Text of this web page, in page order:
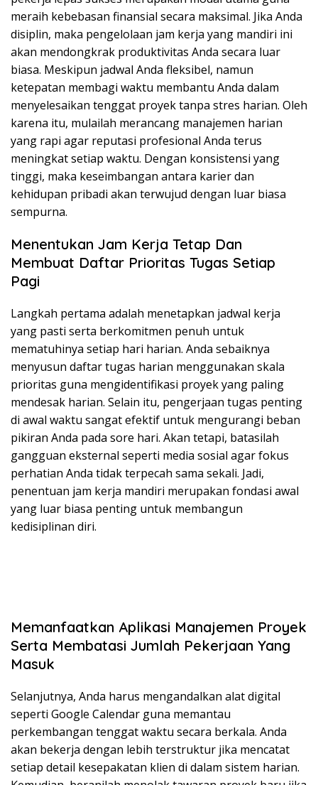
meraih kebebasan finansial secara maksimal. Jika Anda
disiplin, maka pengelolaan jam kerja yang mandiri ini
akan mendongkrak produktivitas Anda secara luar
biasa. Meskipun jadwal Anda fleksibel, namun
ketepatan membagi waktu membantu Anda dalam
menyelesaikan tenggat proyek tanpa stres harian. Oleh
karena itu, mulailah merancang manajemen harian
yang rapi agar reputasi profesional Anda terus
meningkat setiap waktu. Dengan konsistensi yang
tinggi, maka keseimbangan antara karier dan
kehidupan pribadi akan terwujud dengan luar biasa
sempurna.
Menentukan Jam Kerja Tetap Dan
Membuat Daftar Prioritas Tugas Setiap
Pagi
Langkah pertama adalah menetapkan jadwal kerja
yang pasti serta berkomitmen penuh untuk
mematuhinya setiap hari harian. Anda sebaiknya
menyusun daftar tugas harian menggunakan skala
prioritas guna mengidentifikasi proyek yang paling
mendesak harian. Selain itu, pengerjaan tugas penting
di awal waktu sangat efektif untuk mengurangi beban
pikiran Anda pada sore hari. Akan tetapi, batasilah
gangguan eksternal seperti media sosial agar fokus
perhatian Anda tidak terpecah sama sekali. Jadi,
penentuan jam kerja mandiri merupakan fondasi awal
yang luar biasa penting untuk membangun
kedisiplinan diri.
Memanfaatkan Aplikasi Manajemen Proyek
Serta Membatasi Jumlah Pekerjaan Yang
Masuk
Selanjutnya, Anda harus mengandalkan alat digital
seperti Google Calendar guna memantau
perkembangan tenggat waktu secara berkala. Anda
akan bekerja dengan lebih terstruktur jika mencatat
setiap detail kesepakatan klien di dalam sistem harian.